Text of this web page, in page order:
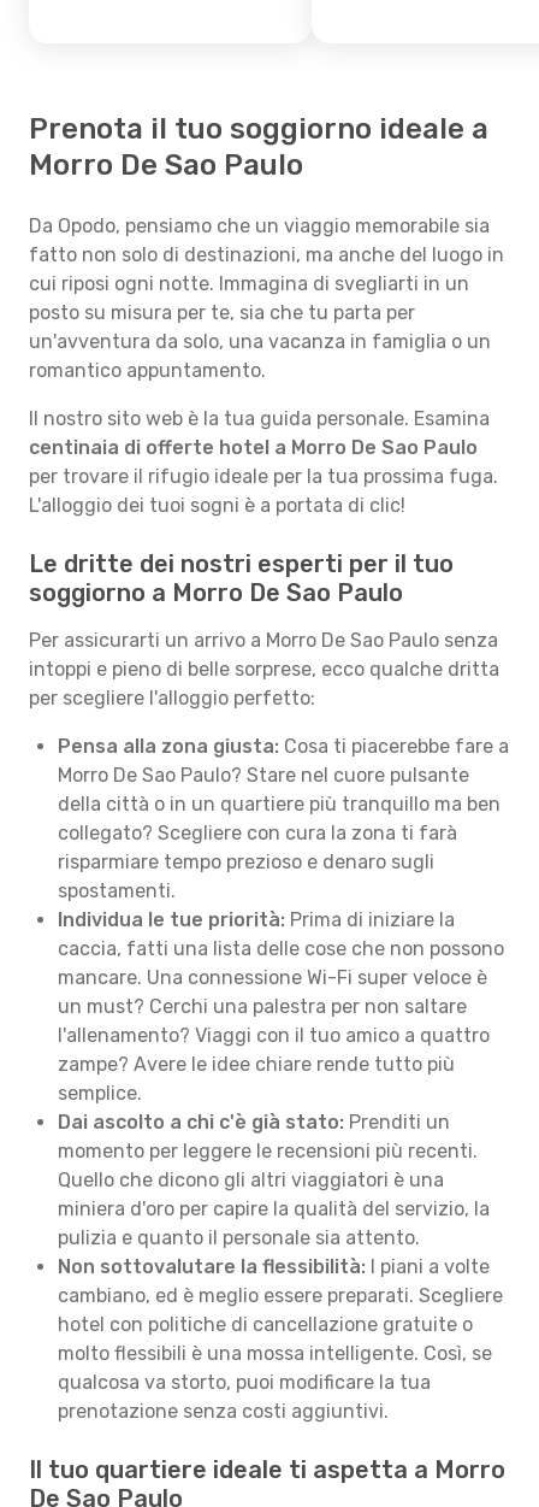
Prenota il tuo soggiorno ideale a
Morro De Sao Paulo
Da Opodo, pensiamo che un viaggio memorabile sia
fatto non solo di destinazioni, ma anche del luogo in
cui riposi ogni notte. Immagina di svegliarti in un
posto su misura per te, sia che tu parta per
un'avventura da solo, una vacanza in famiglia o un
romantico appuntamento.
Il nostro sito web è la tua guida personale. Esamina
centinaia di offerte hotel a Morro De Sao Paulo
per trovare il rifugio ideale per la tua prossima fuga.
L'alloggio dei tuoi sogni è a portata di clic!
Le dritte dei nostri esperti per il tuo
soggiorno a Morro De Sao Paulo
Per assicurarti un arrivo a Morro De Sao Paulo senza
intoppi e pieno di belle sorprese, ecco qualche dritta
per scegliere l'alloggio perfetto:
Pensa alla zona giusta: Cosa ti piacerebbe fare a
Morro De Sao Paulo? Stare nel cuore pulsante
della città o in un quartiere più tranquillo ma ben
collegato? Scegliere con cura la zona ti farà
risparmiare tempo prezioso e denaro sugli
spostamenti.
Individua le tue priorità: Prima di iniziare la
caccia, fatti una lista delle cose che non possono
mancare. Una connessione Wi-Fi super veloce è
un must? Cerchi una palestra per non saltare
l'allenamento? Viaggi con il tuo amico a quattro
zampe? Avere le idee chiare rende tutto più
semplice.
Dai ascolto a chi c'è già stato: Prenditi un
momento per leggere le recensioni più recenti.
Quello che dicono gli altri viaggiatori è una
miniera d'oro per capire la qualità del servizio, la
pulizia e quanto il personale sia attento.
Non sottovalutare la flessibilità: I piani a volte
cambiano, ed è meglio essere preparati. Scegliere
hotel con politiche di cancellazione gratuite o
molto flessibili è una mossa intelligente. Così, se
qualcosa va storto, puoi modificare la tua
prenotazione senza costi aggiuntivi.
Il tuo quartiere ideale ti aspetta a Morro
De Sao Paulo